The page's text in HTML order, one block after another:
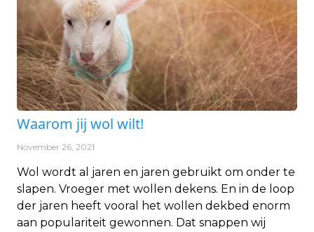
Waarom jij wol wilt!
November 26, 2021
Wol wordt al jaren en jaren gebruikt om onder te
slapen. Vroeger met wollen dekens. En in de loop
der jaren heeft vooral het wollen dekbed enorm
aan populariteit gewonnen. Dat snappen wij